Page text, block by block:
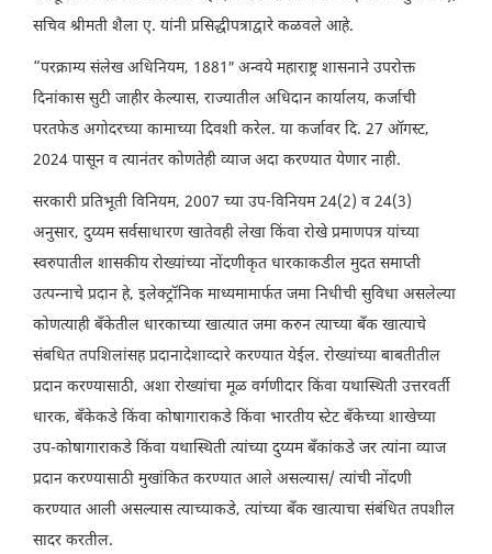
सचिव श्रीमती शैला ए. यांनी प्रसिद्धीपत्राद्वारे कळवले आहे.
“परक्राम्य संलेख अधिनियम, 1881″ अन्वये महाराष्ट्र शासनाने उपरोक्त
दिनांकास सुटी जाहीर केल्यास, राज्यातील अधिदान कार्यालय, कर्जाची
परतफेड अगोदरच्या कामाच्या दिवशी करेल. या कर्जावर दि. 27 ऑगस्ट,
2024 पासून व त्यानंतर कोणतेही व्याज अदा करण्यात येणार नाही.
सरकारी प्रतिभूती विनियम, 2007 च्या उप-विनियम 24(2) व 24(3)
अनुसार, दुय्यम सर्वसाधारण खातेवही लेखा किंवा रोखे प्रमाणपत्र यांच्या
स्वरुपातील शासकीय रोख्यांच्या नोंदणीकृत धारकाकडील मुदत समाप्ती
उत्पन्नाचे प्रदान हे, इलेक्ट्रॉनिक माध्यमामार्फत जमा निधीची सुविधा असलेल्या
कोणत्याही बँकेतील धारकाच्या खात्यात जमा करुन त्याच्या बँक खात्याचे
संबधित तपशिलांसह प्रदानादेशाव्दारे करण्यात येईल. रोख्यांच्या बाबतीतील
प्रदान करण्यासाठी, अशा रोख्यांचा मूळ वर्गणीदार किंवा यथास्थिती उत्तरवर्ती
धारक, बँकेकडे किंवा कोषागाराकडे किंवा भारतीय स्टेट बँकेच्या शाखेच्या
उप-कोषागाराकडे किंवा यथास्थिती त्यांच्या दुय्यम बँकांकडे जर त्यांना व्याज
प्रदान करण्यासाठी मुखांकित करण्यात आले असल्यास/ त्यांची नोंदणी
करण्यात आली असल्यास त्याच्याकडे, त्यांच्या बँक खात्याचा संबंधित तपशील
सादर करतील.